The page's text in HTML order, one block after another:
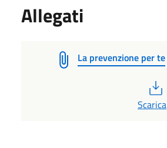
Allegati
La prevenzione per te
Scarica